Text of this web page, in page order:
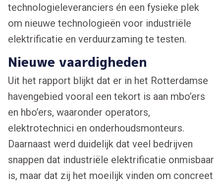
technologieleveranciers én een fysieke plek
om nieuwe technologieën voor industriële
elektrificatie en verduurzaming te testen.
Nieuwe vaardigheden
Uit het rapport blijkt dat er in het Rotterdamse
havengebied vooral een tekort is aan mbo’ers
en hbo’ers, waaronder operators,
elektrotechnici en onderhoudsmonteurs.
Daarnaast werd duidelijk dat veel bedrijven
snappen dat industriële elektrificatie onmisbaar
is, maar dat zij het moeilijk vinden om concreet